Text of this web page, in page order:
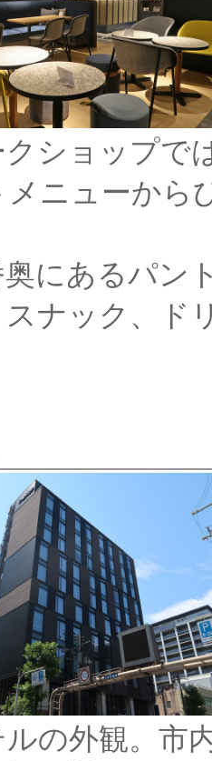
ショップで
メニューから
にあるパン
スナック、ド
の外観。市